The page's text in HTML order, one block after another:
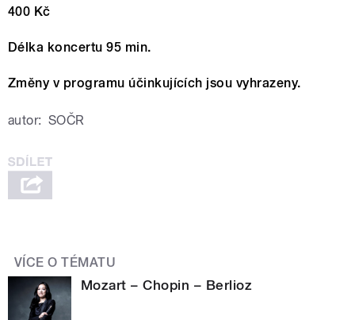
400 Kč
Délka koncertu 95 min.
Změny v programu účinkujících jsou vyhrazeny.
autor: SOČR
VÍCE O TÉMATU
Mozart – Chopin – Berlioz